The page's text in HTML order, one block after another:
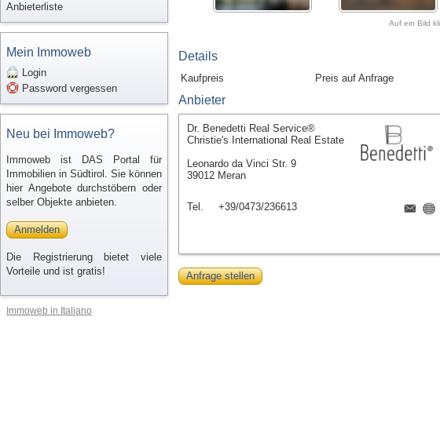
Anbieterliste
Mein Immoweb
Login
Password vergessen
Neu bei Immoweb?
Immoweb ist DAS Portal für
Immobilien in Südtirol. Sie können
hier Angebote durchstöbern oder
selber Objekte anbieten.
Anmelden
Die Registrierung bietet viele
Vorteile und ist gratis!
Immoweb in Italiano
Auf ein Bild
Details
Kaufpreis Preis auf Anfrage
Anbieter
Dr. Benedetti Real Service®
Christie's International Real Estate
Leonardo da Vinci Str. 9
39012 Meran
Tel. +39/0473/236613
Anfrage stellen